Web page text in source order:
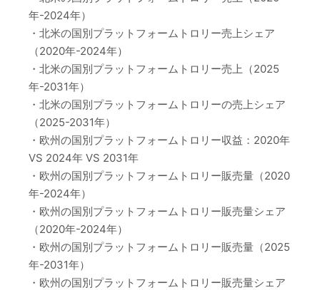
年-2024年）
・北米の国別プラットフォームトロリー売上シェア
（2020年-2024年）
・北米の国別プラットフォームトロリー売上（2025
年-2031年）
・北米の国別プラットフォームトロリーの売上シェア
（2025-2031年）
・欧州の国別プラットフォームトロリー収益：2020年
VS 2024年 VS 2031年
・欧州の国別プラットフォームトロリー販売量（2020
年-2024年）
・欧州の国別プラットフォームトロリー販売量シェア
（2020年-2024年）
・欧州の国別プラットフォームトロリー販売量（2025
年-2031年）
・欧州の国別プラットフォームトロリー販売量シェア